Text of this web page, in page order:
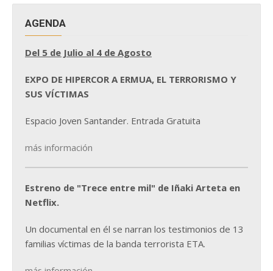
AGENDA
Del 5 de Julio al 4 de Agosto
EXPO DE HIPERCOR A ERMUA, EL TERRORISMO Y
SUS VÍCTIMAS
Espacio Joven Santander. Entrada Gratuita
más información
Estreno de "Trece entre mil" de Iñaki Arteta en
Netflix.
Un documental en él se narran los testimonios de 13
familias víctimas de la banda terrorista ETA.